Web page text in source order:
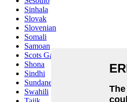
Sinhala
Slovak
Slovenian
Somali
Samoan
Scots Gaelic
Shona
Sindhi
Sundanese
Swahili